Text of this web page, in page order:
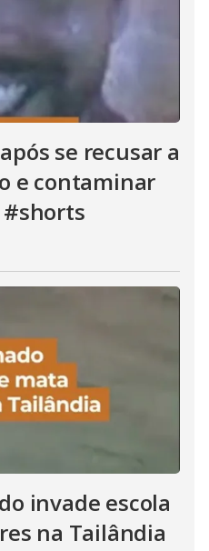
se recusar a
e contaminar
#shorts
invade escola
na Tailândia